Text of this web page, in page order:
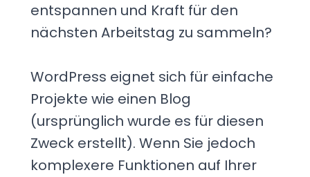
entspannen und Kraft für den
nächsten Arbeitstag zu sammeln?
WordPress eignet sich für einfache
Projekte wie einen Blog
(ursprünglich wurde es für diesen
Zweck erstellt). Wenn Sie jedoch
komplexere Funktionen auf Ihrer